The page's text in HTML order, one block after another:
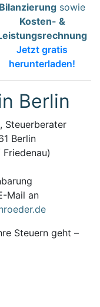
Bilanzierung sowie
Kosten- &
Jetzt gratis
herunterladen!
Berlin
, Steuerberater
Berlin
Mail an
Steuern geht –